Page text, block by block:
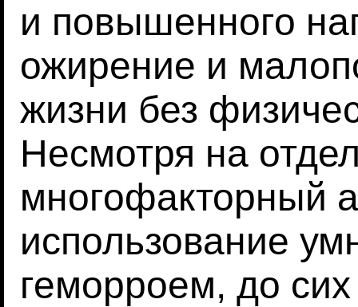
и повышенного
ожирение и
жизни без
Несмотря на
многофакторный
использование
геморроем, до